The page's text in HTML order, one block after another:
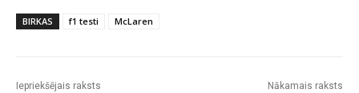
BIRKAS f1 testi McLaren
Iepriekšējais raksts Nākamais raksts